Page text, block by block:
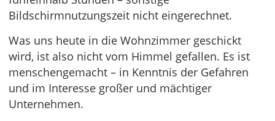
Bildschirmnutzungszeit nicht eingerechnet.
Was uns heute in die Wohnzimmer geschickt
wird, ist also nicht vom Himmel gefallen. Es ist
menschengemacht – in Kenntnis der Gefahren
und im Interesse großer und mächtiger
Unternehmen.